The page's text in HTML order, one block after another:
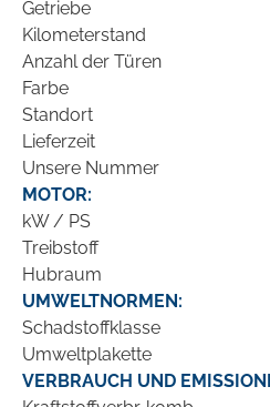
Getriebe
Kilometerstand
Anzahl der Türen
Farbe
Standort
Lieferzeit
Unsere Nummer
MOTOR:
kW / PS
Treibstoff
Hubraum
UMWELTNORMEN:
Schadstoffklasse
Umweltplakette
VERBRAUCH UND